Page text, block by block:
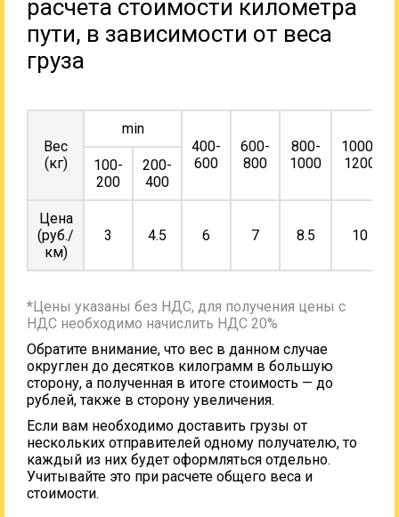
расчета стоимости километра
пути, в зависимости от веса
груза
Вес
(кг)
min
400-
600
600-
800
800-
1000
1000-
1200
100-
200
200-
400
Цена
(руб./
км)
3 4.5 6 7 8.5 10
*Цены указаны без НДС, для получения цены с
НДС необходимо начислить НДС 20%
Обратите внимание, что вес в данном случае
округлен до десятков килограмм в большую
сторону, а полученная в итоге стоимость — до
рублей, также в сторону увеличения.
Если вам необходимо доставить грузы от
нескольких отправителей одному получателю, то
каждый из них будет оформляться отдельно.
Учитывайте это при расчете общего веса и
стоимости.